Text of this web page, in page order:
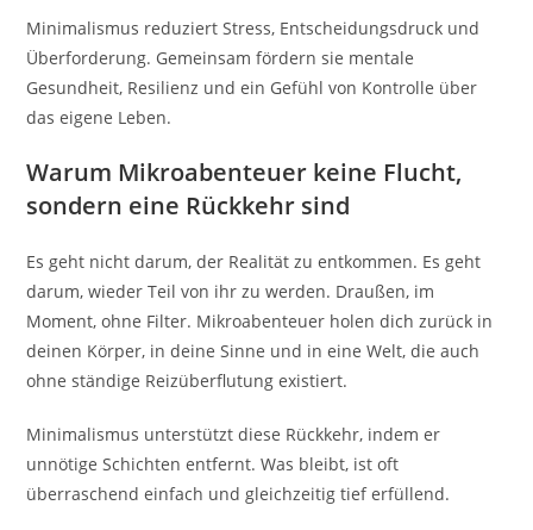
Minimalismus reduziert Stress, Entscheidungsdruck und
Überforderung. Gemeinsam fördern sie mentale
Gesundheit, Resilienz und ein Gefühl von Kontrolle über
das eigene Leben.
Warum Mikroabenteuer keine Flucht,
sondern eine Rückkehr sind
Es geht nicht darum, der Realität zu entkommen. Es geht
darum, wieder Teil von ihr zu werden. Draußen, im
Moment, ohne Filter. Mikroabenteuer holen dich zurück in
deinen Körper, in deine Sinne und in eine Welt, die auch
ohne ständige Reizüberflutung existiert.
Minimalismus unterstützt diese Rückkehr, indem er
unnötige Schichten entfernt. Was bleibt, ist oft
überraschend einfach und gleichzeitig tief erfüllend.